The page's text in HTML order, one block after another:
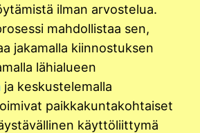
ilman arvostelua.
mahdollistaa sen,
jakamalla kiinnostuksen
lähialueen
ja keskustelemalla
paikkakuntakohtaiset
käyttöliittymä